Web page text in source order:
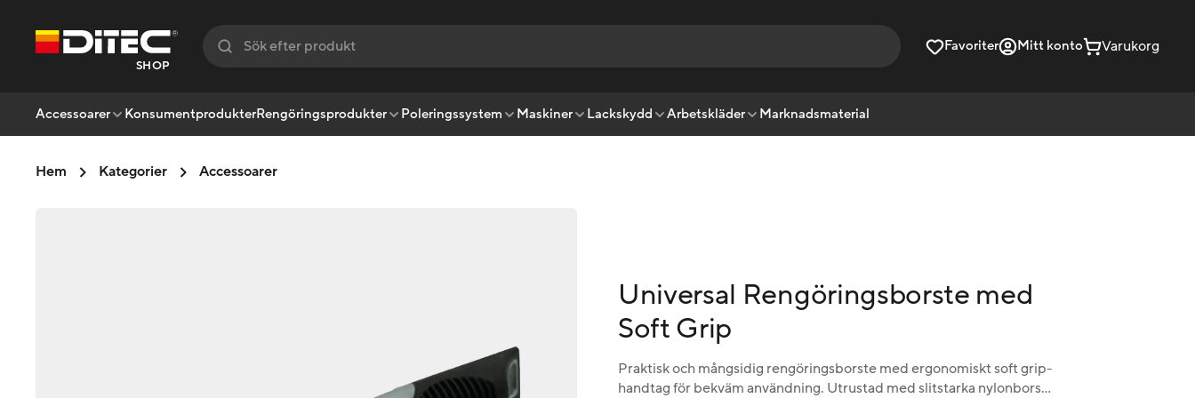
SHOP
Favoriter Mitt konto Varukorg
Accessoarer KonsumentprodukterRengöringsprodukter Poleringssystem Maskiner Lackskydd Arbetskläder Marknadsmaterial
Hem Kategorier Accessoarer
Universal Rengöringsborste med
Soft Grip
Praktisk och mångsidig rengöringsborste med ergonomiskt soft grip-
handtag för bekväm användning. Utrustad med slitstarka nylonborst